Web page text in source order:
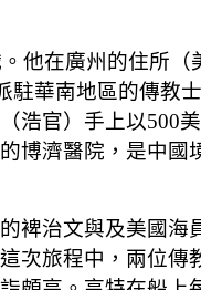
他在廣州的住所
華南地區的傳
官）手上以500
博濟醫院，是中
治文與及美國
旅程中，兩位